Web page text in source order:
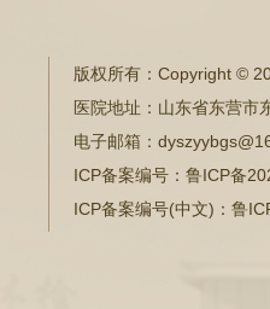
版权所有： Copyright ©
医院地址： 山东省东营市
电子邮箱：
ICP备案编号： 鲁ICP备
ICP备案编号(中文)： 鲁